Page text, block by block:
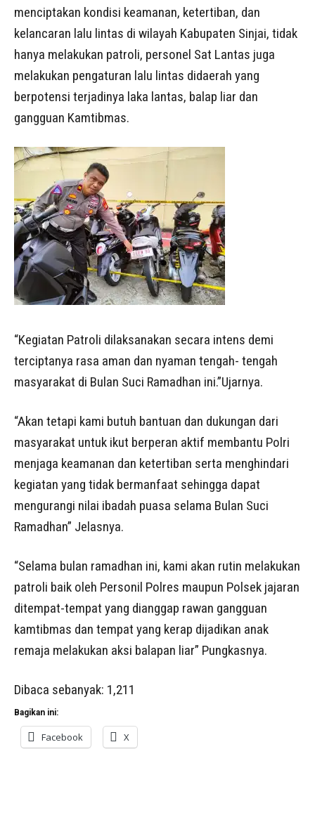
menciptakan kondisi keamanan, ketertiban, dan
kelancaran lalu lintas di wilayah Kabupaten Sinjai, tidak
hanya melakukan patroli, personel Sat Lantas juga
melakukan pengaturan lalu lintas didaerah yang
berpotensi terjadinya laka lantas, balap liar dan
gangguan Kamtibmas.
“Kegiatan Patroli dilaksanakan secara intens demi
terciptanya rasa aman dan nyaman tengah- tengah
masyarakat di Bulan Suci Ramadhan ini.”Ujarnya.
“Akan tetapi kami butuh bantuan dan dukungan dari
masyarakat untuk ikut berperan aktif membantu Polri
menjaga keamanan dan ketertiban serta menghindari
kegiatan yang tidak bermanfaat sehingga dapat
mengurangi nilai ibadah puasa selama Bulan Suci
Ramadhan” Jelasnya.
“Selama bulan ramadhan ini, kami akan rutin melakukan
patroli baik oleh Personil Polres maupun Polsek jajaran
ditempat-tempat yang dianggap rawan gangguan
kamtibmas dan tempat yang kerap dijadikan anak
remaja melakukan aksi balapan liar” Pungkasnya.
Dibaca sebanyak: 1,211
Bagikan ini:
Facebook X